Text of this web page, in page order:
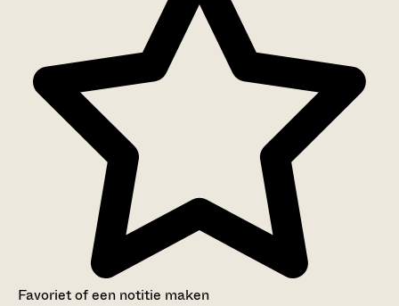
Favoriet of een notitie maken